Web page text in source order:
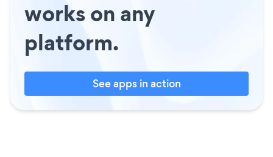
works on any
platform.
See apps in action